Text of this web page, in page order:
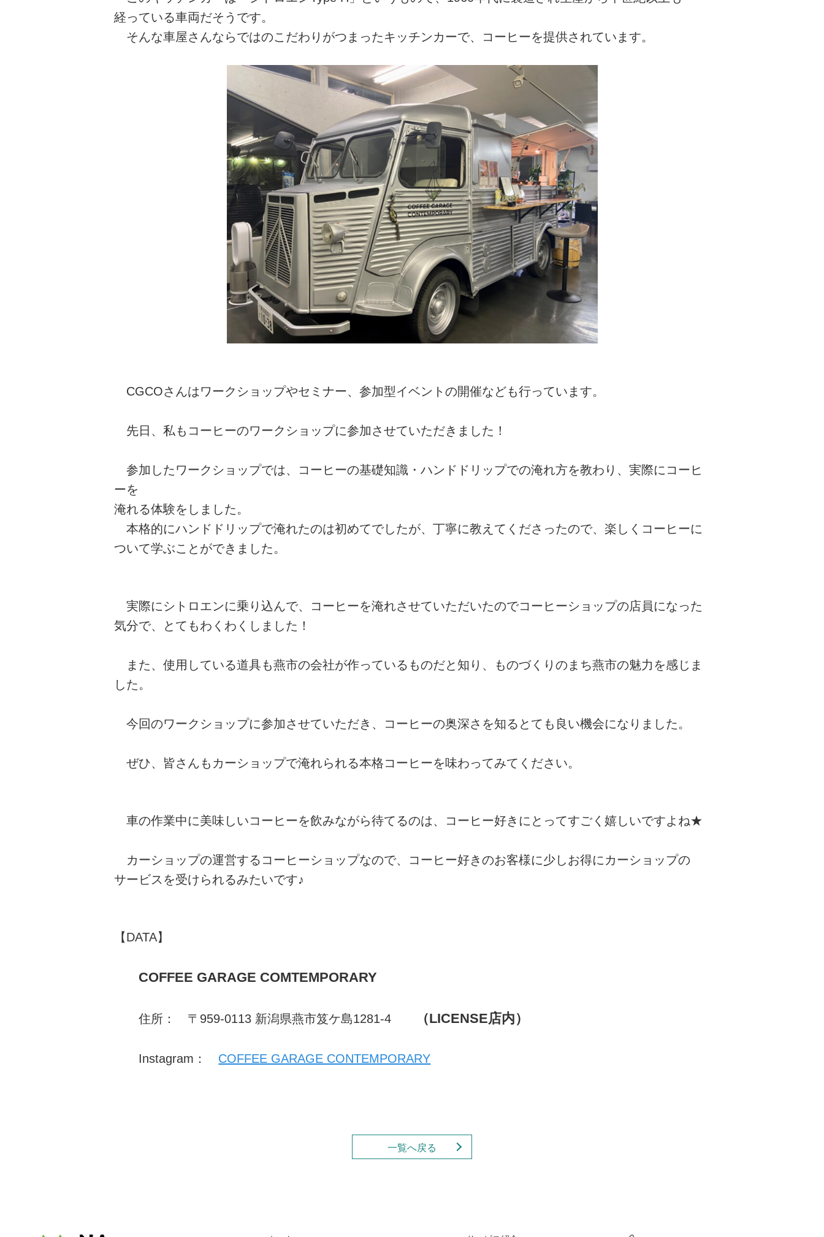
経っている車両だそうです。
そんな車屋さんならではのこだわりがつまったキッチンカーで、コーヒーを提供されています。
CGCOさんはワークショップやセミナー、参加型イベントの開催なども行っています。
先日、私もコーヒーのワークショップに参加させていただきました！
参加したワークショップでは、コーヒーの基礎知識・ハンドドリップでの淹れ方を教わり、実際にコーヒ
ーを
淹れる体験をしました。
本格的にハンドドリップで淹れたのは初めてでしたが、丁寧に教えてくださったので、楽しくコーヒーに
ついて学ぶことができました。
実際にシトロエンに乗り込んで、コーヒーを淹れさせていただいたのでコーヒーショップの店員になった
気分で、とてもわくわくしました！
また、使用している道具も燕市の会社が作っているものだと知り、ものづくりのまち燕市の魅力を感じま
した。
今回のワークショップに参加させていただき、コーヒーの奥深さを知るとても良い機会になりました。
ぜひ、皆さんもカーショップで淹れられる本格コーヒーを味わってみてください。
車の作業中に美味しいコーヒーを飲みながら待てるのは、コーヒー好きにとってすごく嬉しいですよね★
カーショップの運営するコーヒーショップなので、コーヒー好きのお客様に少しお得にカーショップの
サービスを受けられるみたいです♪
【DATA】
COFFEE GARAGE COMTEMPORARY
住所： 〒959-0113 新潟県燕市笈ケ島1281-4 （LICENSE店内）
Instagram： COFFEE GARAGE CONTEMPORARY
一覧へ戻る